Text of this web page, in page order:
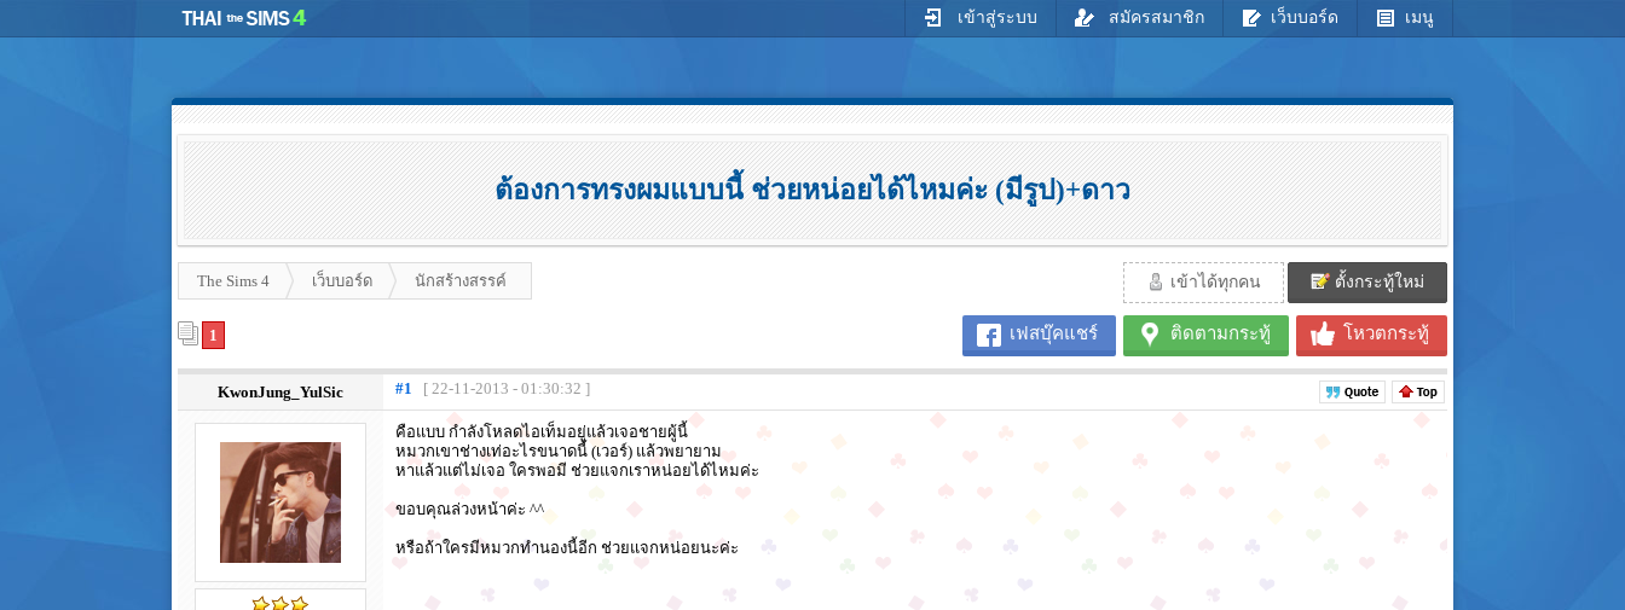
เข้าสู่ระบบ สมัครสมาชิก เว็บบอร์ด เมนู
ต้องการทรงผมแบบนี้ ช่วยหน่อยได้ไหมค่ะ (มีรูป)+ดาว
The Sims 4 เว็บบอร์ด นักสร้างสรรค์ เข้าได้ทุกคน ตั้งกระทู้ใหม่
เฟสบุ๊คแชร์ ติดตามกระทู้ โหวตกระทู้
1
KwonJung_YulSic #1 [ 22-11-2013 - 01:30:32 ]
คือแบบ กำลังโหลดไอเท็มอยู่แล้วเจอชายผู้นี้
หมวกเขาช่างเท่อะไรขนาดนี้ (เวอร์) แล้วพยายาม
หาแล้วแต่ไม่เจอ ใครพอมี ช่วยแจกเราหน่อยได้ไหมค่ะ
ขอบคุณล่วงหน้าค่ะ ^^
หรือถ้าใครมีหมวกทำนองนี้อีก ช่วยแจกหน่อยนะค่ะ